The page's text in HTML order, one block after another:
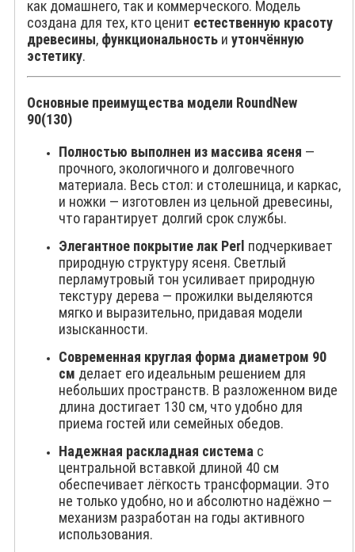
как домашнего, так и коммерческого. Модель
создана для тех, кто ценит естественную красоту
древесины, функциональность и утончённую
эстетику.
Основные преимущества модели RoundNew
90(130)
Полностью выполнен из массива ясеня —
прочного, экологичного и долговечного
материала. Весь стол: и столешница, и каркас,
и ножки — изготовлен из цельной древесины,
что гарантирует долгий срок службы.
Элегантное покрытие лак Perl подчеркивает
природную структуру ясеня. Светлый
перламутровый тон усиливает природную
текстуру дерева — прожилки выделяются
мягко и выразительно, придавая модели
изысканности.
Современная круглая форма диаметром 90
см делает его идеальным решением для
небольших пространств. В разложенном виде
длина достигает 130 см, что удобно для
приема гостей или семейных обедов.
Надежная раскладная система с
центральной вставкой длиной 40 см
обеспечивает лёгкость трансформации. Это
не только удобно, но и абсолютно надёжно —
механизм разработан на годы активного
использования.